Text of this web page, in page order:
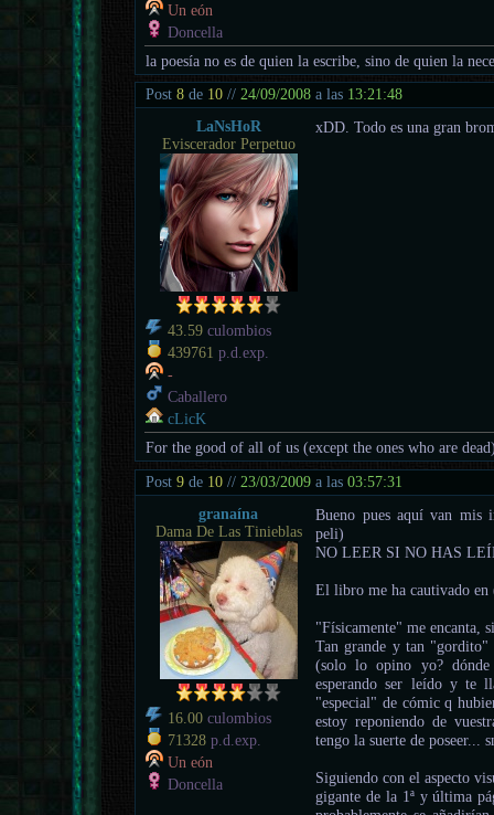
Un eón
Doncella
la poesía no es de quien la escribe, sino de quien la
Post8 de 10 //24/09/2008 a las 13:21:48
LaNsHoR
Eviscerador Perpetuo
43.59 culombios
439761 p.d.exp.
-
Caballero
cLicK
xDD. Todo es una gran
For the good of all of us (except the ones who are
Post9 de 10 //23/03/2009 a las03:57:31
granaína
Dama De Las Tinieblas
16.00 culombios
71328 p.d.exp.
Un eón
Doncella
Bueno pues aquí van mis
peli)
NO LEER SI NO HAS
El libro me ha cautivado en
"Físicamente" me encanta,
Tan grande y tan "gordito"
(solo lo opino yo? dónde
esperando ser leído y te
"especial" de cómic q
estoy reponiendo de
tengo la suerte de poseer...
Siguiendo con el aspecto
gigante de la 1ª y última